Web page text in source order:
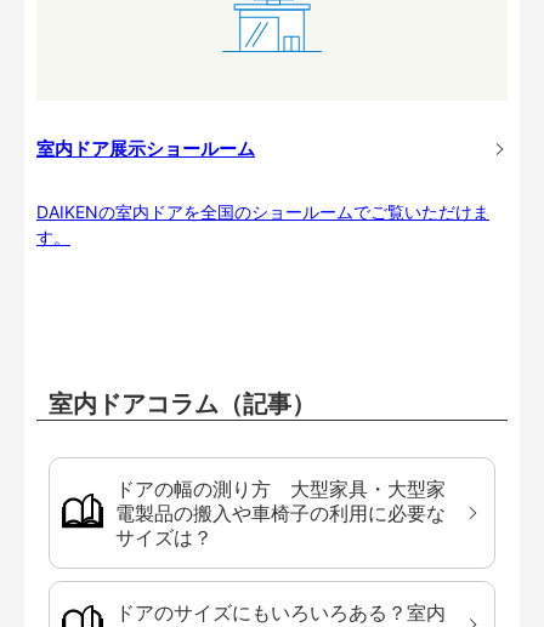
室内ドア展示ショールーム
DAIKENの室内ドアを全国のショールームでご覧いただけま
す。
室内ドアコラム（記事）
ドアの幅の測り方 大型家具・大型家
電製品の搬入や車椅子の利用に必要な
サイズは？
ドアのサイズにもいろいろある？室内